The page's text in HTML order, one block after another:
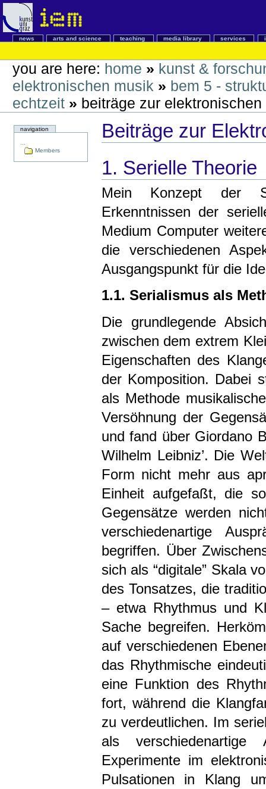
news arts and science teaching media library services
you are here: home » kunst &
elektronischen musik » bem 5 -
echtzeit » beiträge zur
navigation
Members
Beiträge zur
1. Serielle Theorie
Mein Konzept der
Erkenntnissen der
Medium Computer
die verschiedenen
Ausgangspunkt für die
1.1. Serialismus als
Die grundlegende
zwischen dem extrem
Eigenschaften des
der Komposition. Dabei
als Methode
Versöhnung der
und fand über Giordano
Wilhelm Leibniz’. Die
Form nicht mehr aus
Einheit aufgefaßt, die
Gegensätze werden
verschiedenartige
begriffen. Über
sich als “digitale” Skala
des Tonsatzes, die
– etwa Rhythmus und
Sache begreifen.
auf verschiedenen
das Rhythmische
eine Funktion des
fort, während die
zu verdeutlichen. Im
als verschiedenartige
Experimente im
Pulsationen in Klang